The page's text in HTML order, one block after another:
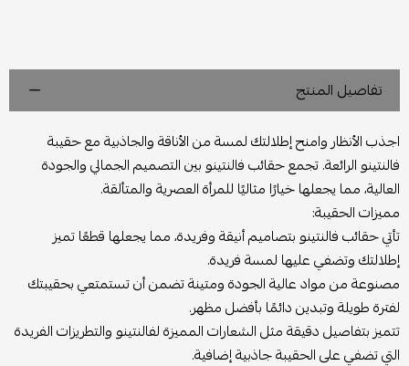
تفاصيل المنتج
اجذب الأنظار وامنح إطلالتك لمسة من الأناقة والجاذبية مع حقيبة
فالنتينو الرائعة. تجمع حقائب فالنتينو بين التصميم الجمالي والجودة
العالية، مما يجعلها خيارًا مثاليًا للمرأة العصرية والمتألقة.
مميزات الحقيبة:
تأتي حقائب فالنتينو بتصاميم أنيقة وفريدة، مما يجعلها قطعًا تميز
إطلالتك وتضفي عليها لمسة فريدة.
مصنوعة من مواد عالية الجودة ومتينة تضمن أن تستمتعي بحقيبتك
لفترة طويلة وتبدين دائمًا بأفضل مظهر.
تتميز بتفاصيل دقيقة مثل الشعارات المميزة لفالنتينو والتطريزات الفريدة
التي تضفي على الحقيبة جاذبية إضافية.